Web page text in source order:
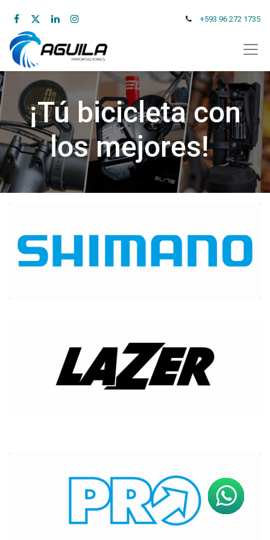
+593 96 272 1735
¡Tú bicicleta con
los mejores!